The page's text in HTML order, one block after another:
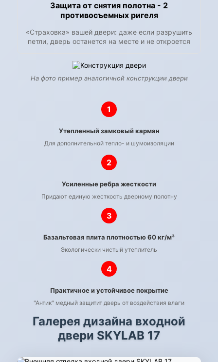
Защита от снятия полотна - 2
противосъемных ригеля
«Страховка» вашей двери: даже если разрушить
петли, дверь останется на месте и не откроется
На фото пример аналогичной конструкции двери
1
Утепленный замковый карман
Для дополнительной тепло- и шумоизоляции
2
Усиленные ребра жесткости
Придают единую жесткость дверному полотну
3
Базальтовая плита плотностью 60 кг/м³
Экологически чистый утеплитель
4
Практичное и устойчивое покрытие
"Антик" медный защитит дверь от воздействия влаги
Галерея дизайна входной
двери SKYLAB 17